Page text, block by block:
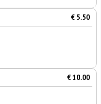
€ 5.50
€ 10.00